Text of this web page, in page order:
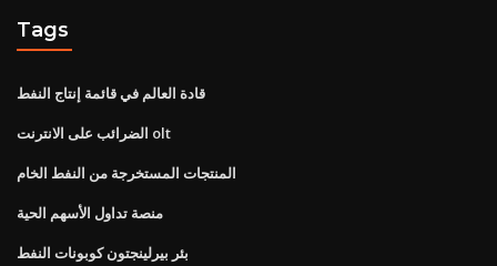
Tags
قادة العالم في قائمة إنتاج النفط
الضرائب على الانترنت olt
المنتجات المستخرجة من النفط الخام
منصة تداول الأسهم الحية
بئر بيرلينجتون كوبونات النفط